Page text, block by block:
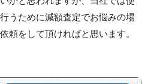
うために減額査定でお悩みの場
頼をして頂ければと思います。